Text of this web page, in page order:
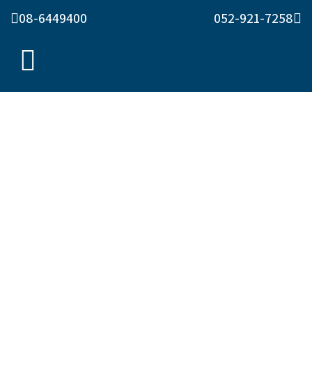
052-921-7258
08-6449400